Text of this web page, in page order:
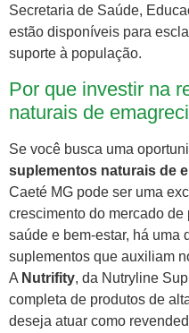
Secretaria de Saúde,
estão disponíveis para
suporte à população.
Por que investir na
naturais de
Se você busca uma
suplementos naturais de
Caeté MG pode ser uma
crescimento do mercado
saúde e bem-estar, há uma
suplementos que auxiliam
A Nutrifity, da Nutryline
completa de produtos de
deseja atuar como